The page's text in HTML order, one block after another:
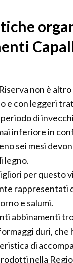
non è
e con leggeri
di
inferiore in
sei mesi
legno.
per questo
rappresentati
e salumi.
abbinamenti
duri, che
di
nella